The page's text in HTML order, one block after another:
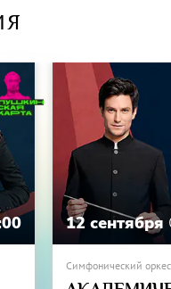
12 сентября
Симфонический